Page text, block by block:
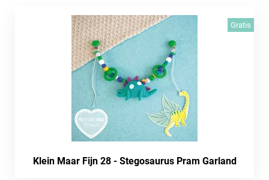
Gratis
Klein Maar Fijn 28 - Stegosaurus Pram Garland